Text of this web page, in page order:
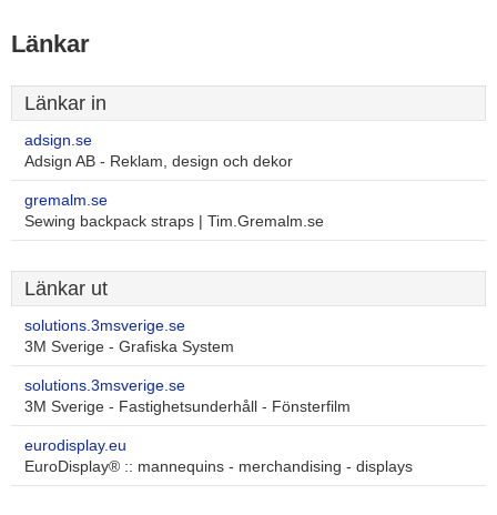
Länkar
Länkar in
adsign.se
Adsign AB - Reklam, design och dekor
gremalm.se
Sewing backpack straps | Tim.Gremalm.se
Länkar ut
solutions.3msverige.se
3M Sverige - Grafiska System
solutions.3msverige.se
3M Sverige - Fastighetsunderhåll - Fönsterfilm
eurodisplay.eu
EuroDisplay® :: mannequins - merchandising - displays